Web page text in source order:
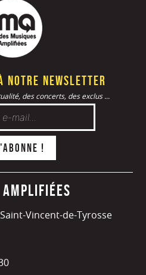
notre newsletter
des concerts, des exclus ...
Amplifiées
Vincent-de-Tyrosse